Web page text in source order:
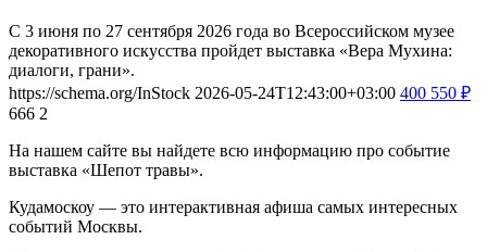
С 3 июня по 27 сентября 2026 года во Всероссийском музее
декоративного искусства пройдет выставка «Вера Мухина:
диалоги, грани».
https://schema.org/InStock 2026-05-24T12:43:00+03:00 400 550 ₽
666 2
На нашем сайте вы найдете всю информацию про событие
выставка «Шепот травы».
Кудамоскоу — это интерактивная афиша самых интересных
событий Москвы.